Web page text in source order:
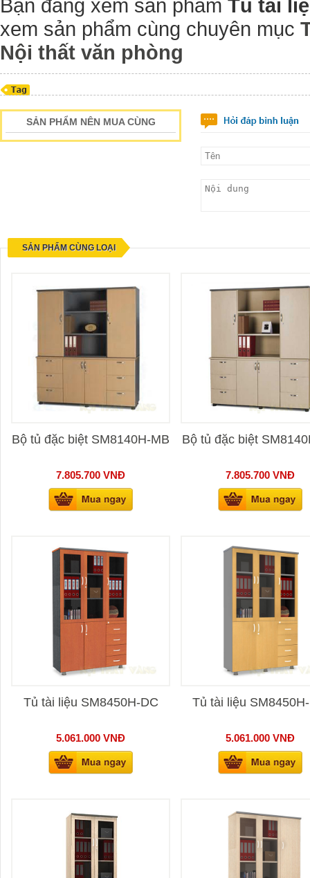
Bạn đang xem sản phẩm Tủ tài
xem sản phẩm cùng chuyên mục
Nội thất văn phòng
SẢN PHẨM NÊN MUA CÙNG
SẢN PHẨM CÙNG LOẠI
Bộ tủ đặc biệt SM8140H-MB
7.805.700 VNĐ
Bộ tủ đặc biệt
7.805.700 VNĐ
Tủ tài liệu SM8450H-DC
5.061.000 VNĐ
Tủ tài liệu
5.061.000 VNĐ